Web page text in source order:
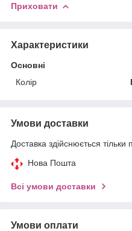
Приховати
Характеристики
Основні
Колір
Умови доставки
Доставка здійснюється тільки
Нова Пошта
Всі умови доставки
Умови оплати